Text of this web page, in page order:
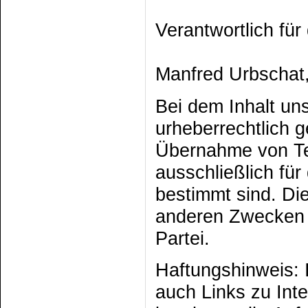
Verantwortlich
Manfred
Bei dem Inhalt
urheberrechtlich
Übernahme von
ausschließlich für
bestimmt sind.
anderen
Partei.
Haftungshinweis:
auch Links zu